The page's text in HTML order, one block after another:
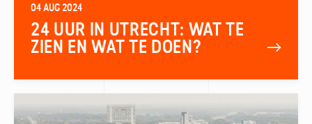
04 AUG 2024
24 UUR IN UTRECHT: WAT TE
ZIEN EN WAT TE DOEN?